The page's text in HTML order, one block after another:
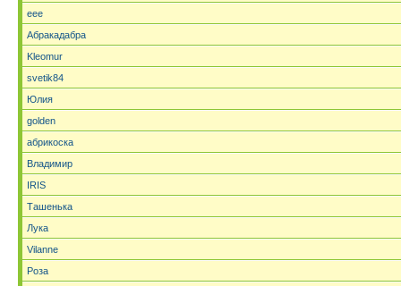
eee
Абракадабра
Kleomur
svetik84
Юлия
golden
абрикоска
Владимир
IRIS
Ташенька
Лука
Vilanne
Роза